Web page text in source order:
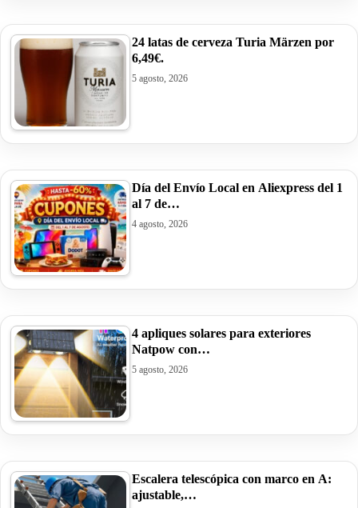
24 latas de cerveza Turia Märzen por
6,49€.
5 agosto, 2026
Día del Envío Local en Aliexpress del 1
al 7 de…
4 agosto, 2026
4 apliques solares para exteriores
Natpow con…
5 agosto, 2026
Escalera telescópica con marco en A:
ajustable,…